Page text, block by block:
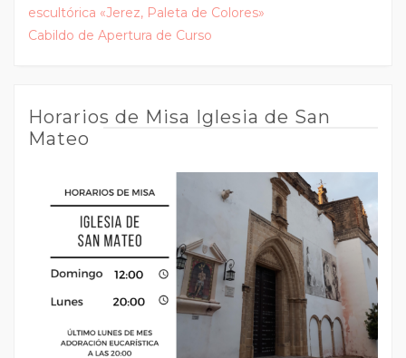
escultórica «Jerez, Paleta de Colores»
Cabildo de Apertura de Curso
Horarios de Misa Iglesia de San
Mateo